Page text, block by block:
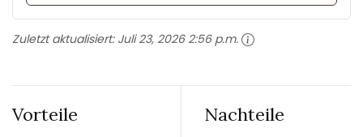
Zuletzt aktualisiert: Juli 23, 2026 2:56 p.m.
Vorteile Nachteile